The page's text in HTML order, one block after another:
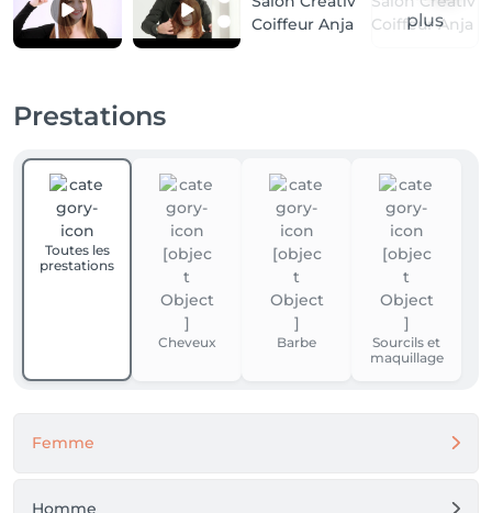
plus
Prestations
Toutes les
prestations
Cheveux Barbe
Sourcils et
maquillage
Femme
Homme